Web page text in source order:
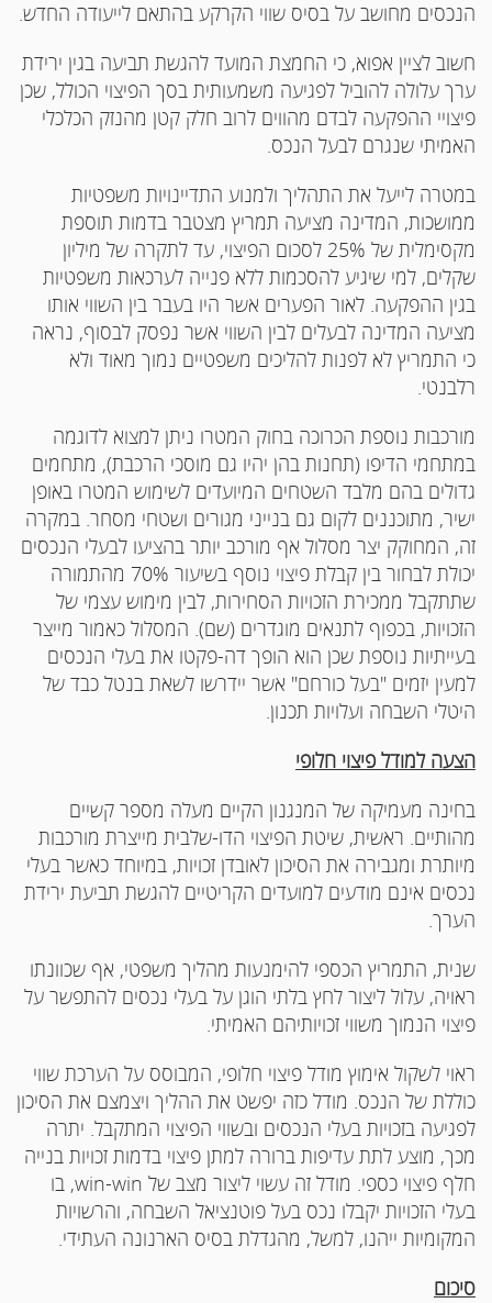
הנכסים מחושב על בסיס שווי הקרקע בהתאם לייעודה החדש.
חשוב לציין אפוא, כי החמצת המועד להגשת תביעה בגין ירידת
ערך עלולה להוביל לפגיעה משמעותית בסך הפיצוי הכולל, שכן
פיצויי ההפקעה לבדם מהווים לרוב חלק קטן מהנזק הכלכלי
האמיתי שנגרם לבעל הנכס.
במטרה לייעל את התהליך ולמנוע התדיינויות משפטיות
ממושכות, המדינה מציעה תמריץ מצטבר בדמות תוספת
מקסימלית של 25% לסכום הפיצוי, עד לתקרה של מיליון
שקלים, למי שיגיע להסכמות ללא פנייה לערכאות משפטיות
בגין ההפקעה. לאור הפערים אשר היו בעבר בין השווי אותו
מציעה המדינה לבעלים לבין השווי אשר נפסק לבסוף, נראה
כי התמריץ לא לפנות להליכים משפטיים נמוך מאוד ולא
רלבנטי.
מורכבות נוספת הכרוכה בחוק המטרו ניתן למצוא לדוגמה
במתחמי הדיפו (תחנות בהן יהיו גם מוסכי הרכבת), מתחמים
גדולים בהם מלבד השטחים המיועדים לשימוש המטרו באופן
ישיר, מתוכננים לקום גם בנייני מגורים ושטחי מסחר. במקרה
זה, המחוקק יצר מסלול אף מורכב יותר בהציעו לבעלי הנכסים
יכולת לבחור בין קבלת פיצוי נוסף בשיעור 70% מהתמורה
שתתקבל ממכירת הזכויות הסחירות, לבין מימוש עצמי של
הזכויות, בכפוף לתנאים מוגדרים (שם). המסלול כאמור מייצר
בעייתיות נוספת שכן הוא הופך דה-פקטו את בעלי הנכסים
למעין יזמים "בעל כורחם" אשר יידרשו לשאת בנטל כבד של
היטלי השבחה ועלויות תכנון.
הצעה למודל פיצוי חלופי
בחינה מעמיקה של המנגנון הקיים מעלה מספר קשיים
מהותיים. ראשית, שיטת הפיצוי הדו-שלבית מייצרת מורכבות
מיותרת ומגבירה את הסיכון לאובדן זכויות, במיוחד כאשר בעלי
נכסים אינם מודעים למועדים הקריטיים להגשת תביעת ירידת
הערך.
שנית, התמריץ הכספי להימנעות מהליך משפטי, אף שכוונתו
ראויה, עלול ליצור לחץ בלתי הוגן על בעלי נכסים להתפשר על
פיצוי הנמוך משווי זכויותיהם האמיתי.
ראוי לשקול אימוץ מודל פיצוי חלופי, המבוסס על הערכת שווי
כוללת של הנכס. מודל כזה יפשט את ההליך ויצמצם את הסיכון
לפגיעה בזכויות בעלי הנכסים ובשווי הפיצוי המתקבל. יתרה
מכך, מוצע לתת עדיפות ברורה למתן פיצוי בדמות זכויות בנייה
חלף פיצוי כספי. מודל זה עשוי ליצור מצב של win-win, בו
בעלי הזכויות יקבלו נכס בעל פוטנציאל השבחה, והרשויות
המקומיות ייהנו, למשל, מהגדלת בסיס הארנונה העתידי.
סיכום